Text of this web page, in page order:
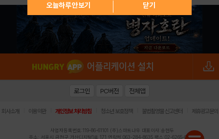
오늘하루 안보기 닫기
로그인 PC버전 전체앱
회사소개 이용약관 개인정보 처리방침 청소년 보호정책 불법촬영물 신고센터 제휴광고문의
사업자등록번호:119-86-61101 (주)스마트나우 대표이사:송현두
주소: 서울시 금천구 가산디지털1로 171 연락처:063-284-8635 팩스:02-6265-0377